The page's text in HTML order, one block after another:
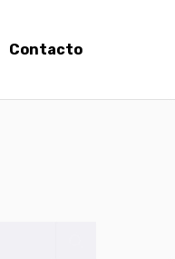
Contacto